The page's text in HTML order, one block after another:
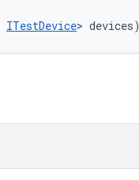
ITestDevice> devices)